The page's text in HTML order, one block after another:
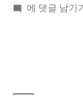
립
2019
에 댓글 남기기